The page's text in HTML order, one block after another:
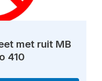
met ruit MB
410